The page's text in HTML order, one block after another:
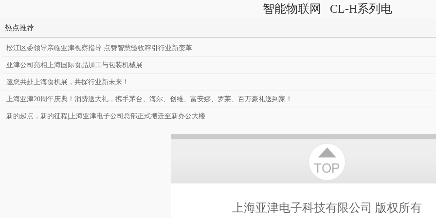
智能物联网
CL-H系列电
热点推荐
松江区委领导亲临亚津视察指导 点赞智慧验收秤引行业新变革
亚津公司亮相上海国际食品加工与包装机械展
邀您共赴上海食机展，共探行业新未来！
上海亚津20周年庆典！消费送大礼，携手茅台、海尔、创维、富安娜、罗莱、百万豪礼送到家！
新的起点，新的征程|上海亚津电子公司总部正式搬迁至新办公大楼
上海亚津电子科技有限公司 版权所有